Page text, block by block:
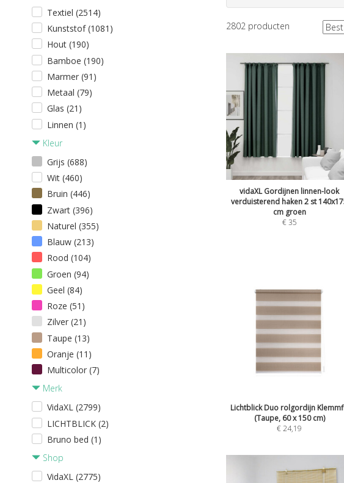
Textiel (2514)
Kunststof (1081)
Hout (190)
Bamboe (190)
Marmer (91)
Metaal (79)
Glas (21)
Linnen (1)
Kleur
Grijs (688)
Wit (460)
Bruin (446)
Zwart (396)
Naturel (355)
Blauw (213)
Rood (104)
Groen (94)
Geel (84)
Roze (51)
Zilver (21)
Taupe (13)
Oranje (11)
Multicolor (7)
Merk
VidaXL (2799)
LICHTBLICK (2)
Bruno bed (1)
Shop
VidaXL (2775)
2802producten
vidaXL Gordijnen linnen-look
verduisterend haken 2 st
cm groen
€35
Lichtblick Duo rolgordijn
(Taupe, 60 x 150 cm)
€24,19